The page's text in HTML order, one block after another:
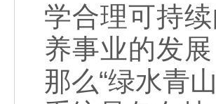
学合理可持
养事业的发
那么“绿水青